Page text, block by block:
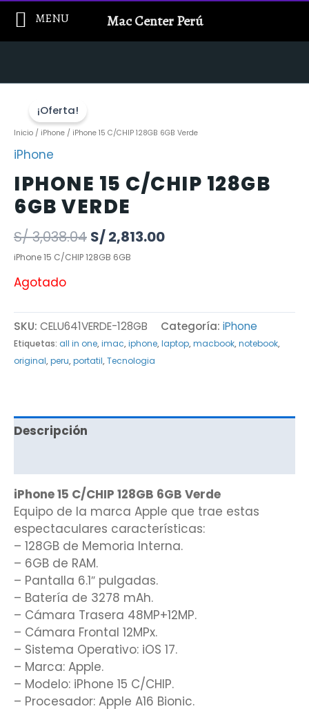
contenido
¡Oferta!
Inicio / iPhone / iPhone 15 C/CHIP 128GB 6GB Verde
iPhone
IPHONE 15 C/CHIP 128GB
6GB VERDE
S/3,038.04 S/2,813.00
iPhone 15 C/CHIP 128GB 6GB
Agotado
SKU: CELU641VERDE-128GB Categoría: iPhone
Etiquetas: all in one,imac,iphone,laptop,macbook,notebook,
original,peru,portatil,Tecnologia
Descripción
iPhone 15 C/CHIP 128GB 6GB Verde
Equipo de la marca Apple que trae estas
espectaculares características:
– 128GB de Memoria Interna.
– 6GB de RAM.
– Pantalla 6.1″ pulgadas.
– Batería de 3278 mAh.
– Cámara Trasera 48MP+12MP.
– Cámara Frontal 12MPx.
– Sistema Operativo: iOS 17.
– Marca: Apple.
– Modelo: iPhone 15 C/CHIP.
– Procesador: Apple A16 Bionic.
MENU Mac Center Perú